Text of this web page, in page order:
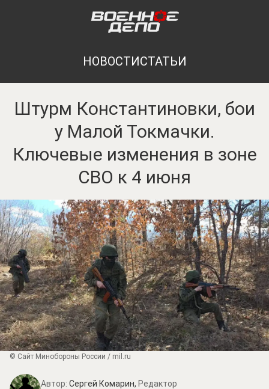
НОВОСТИСТАТЬИ
Штурм Константиновки, бои
у Малой Токмачки.
Ключевые изменения в зоне
СВО к 4 июня
© Сайт Минобороны России / mil.ru
Автор: Сергей Комарин, Редактор